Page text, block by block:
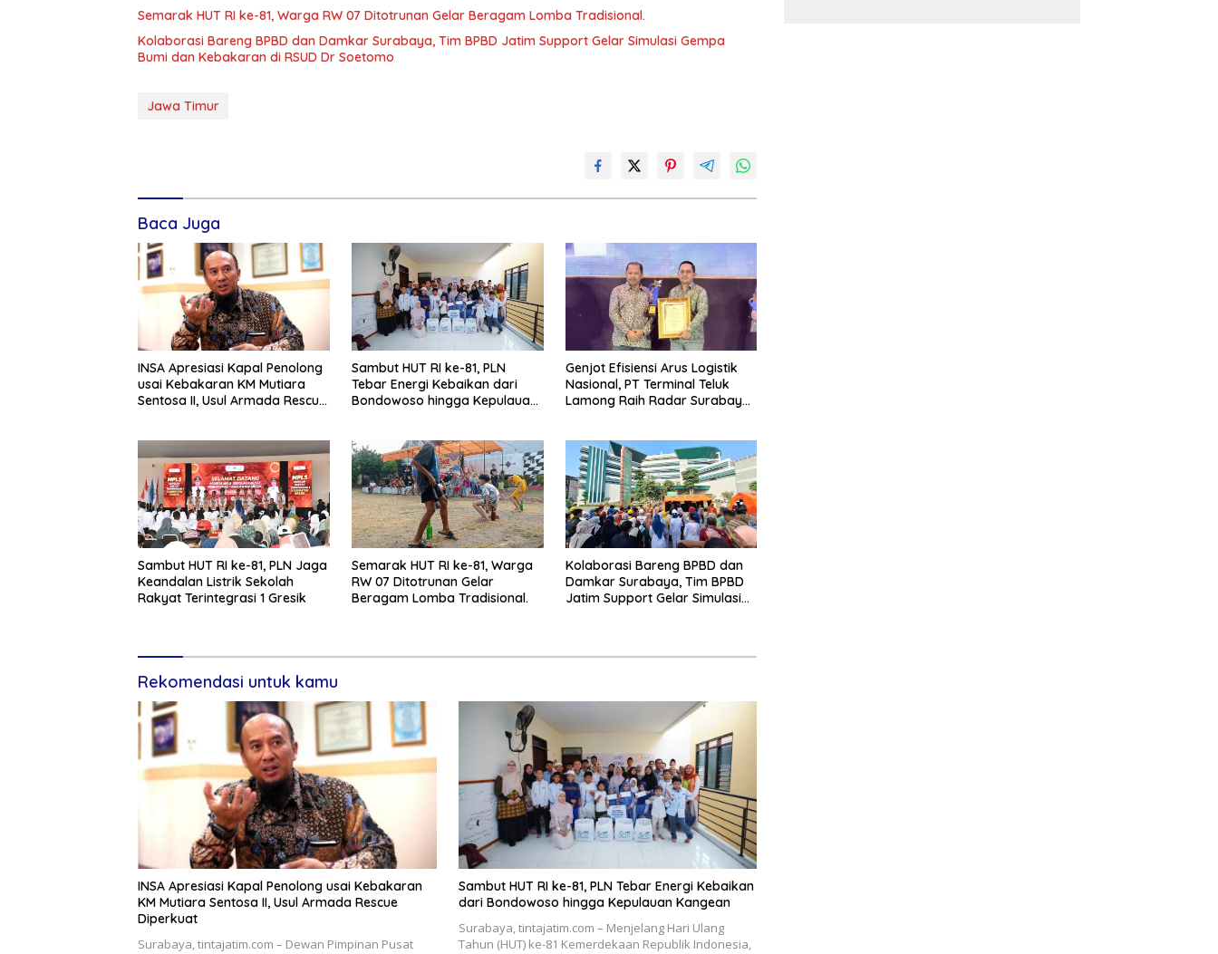
Semarak HUT RI ke-81, Warga RW 07 Ditotrunan Gelar Beragam Lomba Tradisional.
Kolaborasi Bareng BPBD dan Damkar Surabaya, Tim BPBD Jatim Support Gelar Simulasi Gempa
Bumi dan Kebakaran di RSUD Dr Soetomo
Jawa Timur
Baca Juga
INSA Apresiasi Kapal Penolong
usai Kebakaran KM Mutiara
Sentosa II, Usul Armada Rescue
Sambut HUT RI ke-81, PLN
Tebar Energi Kebaikan dari
Bondowoso hingga Kepulauan
Genjot Efisiensi Arus Logistik
Nasional, PT Terminal Teluk
Lamong Raih Radar Surabaya
Sambut HUT RI ke-81, PLN Jaga
Keandalan Listrik Sekolah
Rakyat Terintegrasi 1 Gresik
Semarak HUT RI ke-81, Warga
RW 07 Ditotrunan Gelar
Beragam Lomba Tradisional.
Kolaborasi Bareng BPBD dan
Damkar Surabaya, Tim BPBD
Jatim Support Gelar Simulasi
Rekomendasi untuk kamu
INSA Apresiasi Kapal Penolong usai Kebakaran
KM Mutiara Sentosa II, Usul Armada Rescue
Diperkuat
Surabaya, tintajatim.com – Dewan Pimpinan Pusat
Sambut HUT RI ke-81, PLN Tebar Energi Kebaikan
dari Bondowoso hingga Kepulauan Kangean
Surabaya, tintajatim.com – Menjelang Hari Ulang
Tahun (HUT) ke-81 Kemerdekaan Republik Indonesia,